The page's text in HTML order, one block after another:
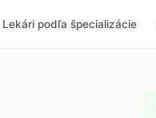
Lekári podľa špecializácie